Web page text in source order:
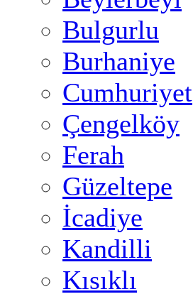
Bulgurlu
Burhaniye
Cumhuriyet
Çengelköy
Ferah
Güzeltepe
İcadiye
Kandilli
Kısıklı